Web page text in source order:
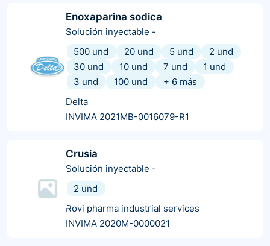
Enoxaparina sodica
Solución inyectable -
500 und
20 und 5 und
2 und
30 und
10 und 7 und
1 und
3 und
100 und + 6 más
Delta
INVIMA 2021MB-0016079-R1
Crusia
Solución inyectable -
2 und
Rovi pharma industrial services
INVIMA 2020M-0000021